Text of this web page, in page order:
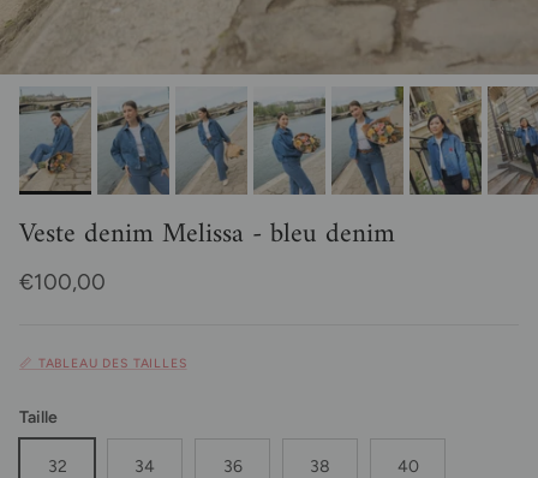
Veste denim Melissa - bleu denim
Prix habituel
€100,00
📏 TABLEAU DES TAILLES
Taille
32 34 36 38 40